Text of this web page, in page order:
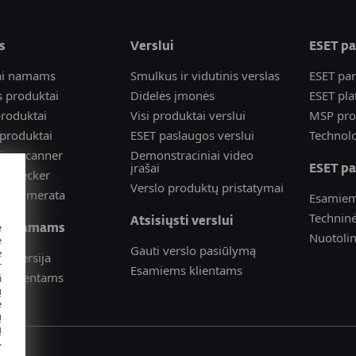
namams
produktai
scanner
Checker
namams
versija
klientams
Verslui
Smulkus ir vidutinis verslas
Didelės įmonės
Visi produktai verslui
ESET paslaugos verslui
Demonstraciniai video
įrašai
Verslo produktų pristatymai
Atsisiųsti verslui
Gauti verslo pasiūlymą
Esamiems klientams
ESET
ESET
ESET
MSP
ESET